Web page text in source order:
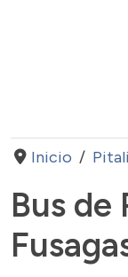
Inicio
Bus de